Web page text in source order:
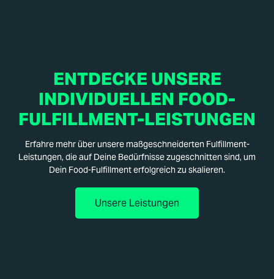
ENTDECKE UNSERE
INDIVIDUELLEN FOOD-
FULFILLMENT-LEISTUNGEN
Erfahre mehr über unsere maßgeschneiderten Fulfillment-
Leistungen, die auf Deine Bedürfnisse zugeschnitten sind, um
Dein Food-Fulfillment erfolgreich zu skalieren.
Unsere Leistungen